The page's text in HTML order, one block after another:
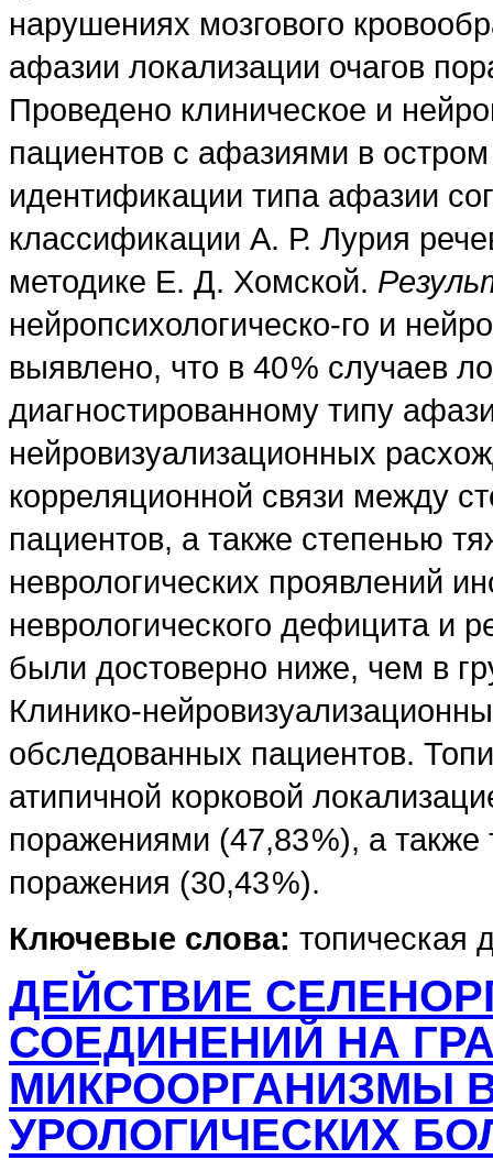
нарушениях мозгового
афазии локализации очагов
Проведено клиническое и
пациентов с афазиями в
идентификации типа афазии
классификации А. Р. Лурия
методике Е. Д. Хомской.
нейропсихологическо-го и
выявлено, что в 40 % случаев
диагностированному типу
нейровизуализационных
корреляционной связи между
пациентов, а также степенью
неврологических проявлений
неврологического дефицита и
были достоверно ниже, чем в
Клинико-
обследованных пациентов.
атипичной корковой
поражениями (47,83 %), а
поражения (30,43 %).
Ключевые слова: топическая
ДЕЙСТВИЕ
СОЕДИНЕНИЙ НА
МИКРООРГАНИЗМЫ
УРОЛОГИЧЕСКИХ